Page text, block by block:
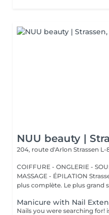
NUU beauty |
204, route d'Arlon Strassen L-
COIFFURE - ONGLERIE -
MASSAGE - ÉPILATION Strassen, c'est NUU dans sa version la
plus complète. Le plus grand
Manicure with Nail